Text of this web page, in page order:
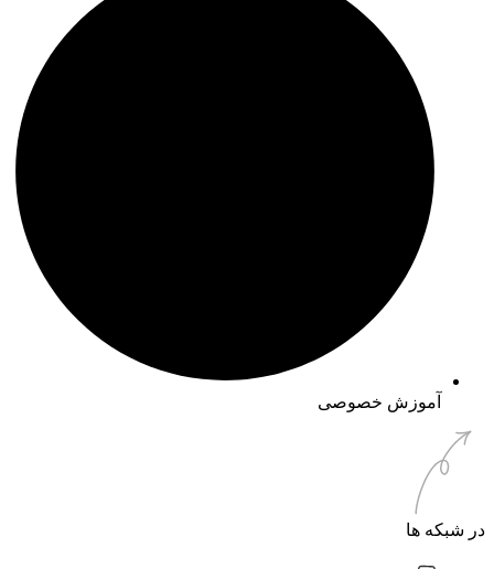
آموزش خصوصی
در شبکه ها